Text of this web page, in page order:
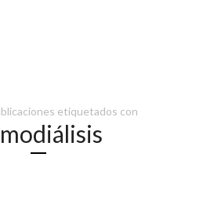
etiquetados con